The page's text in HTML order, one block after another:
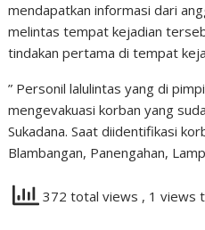
mendapatkan informasi dari
melintas tempat kejadian
tindakan pertama di tempat
” Personil lalulintas yang di
mengevakuasi korban yang
Sukadana. Saat diidentifikasi
Blambangan, Panengahan,
372 total views , 1 views